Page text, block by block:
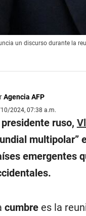
un discurso durante la
Agencia AFP
2024, 07:38 a.m.
presidente ruso,
multipolar”
emergentes
cumbrees la